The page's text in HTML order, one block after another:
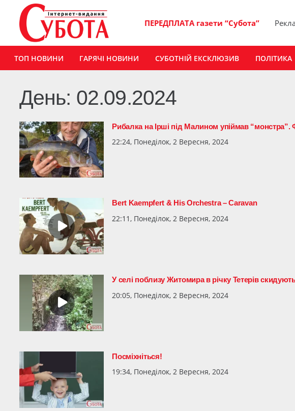
ПЕРЕДПЛАТА газети “Субота”
ТОП НОВИНИ ГАРЯЧІ НОВИНИ СУБОТНІЙ ЕКСКЛЮЗИВ ПОЛІТИКА
День: 02.09.2024
Рибалка на Ірші під Малином упіймав
22:24, Понеділок, 2 Вересня, 2024
Bert Kaempfert & His Orchestra – Caravan
22:11, Понеділок, 2 Вересня, 2024
У селі поблизу Житомира в річку Тетерів
20:05, Понеділок, 2 Вересня, 2024
Посміхніться!
19:34, Понеділок, 2 Вересня, 2024